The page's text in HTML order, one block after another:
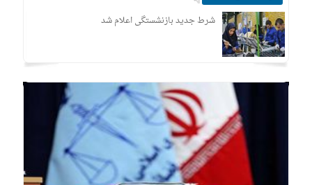
شرط جدید بازنشستگی اعلام شد